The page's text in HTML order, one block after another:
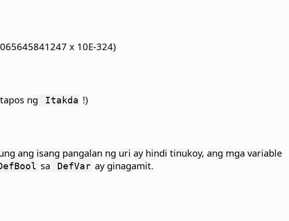
x 10E-324)
ng Itakda !)
ang isang pangalan ng uri ay hindi tinukoy, ang mga variable
sa DefVar ay ginagamit.